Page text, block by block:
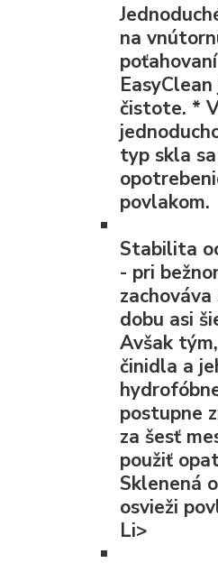
na
čistote. *
typ skla
povlakom.
Stabilita
- pri
dobu asi
Avšak
činidla a
postupne
za šesť
použiť
Sklenená
osvieži
Li>